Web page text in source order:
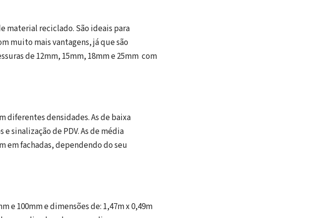
material reciclado. São ideais para
muito mais vantagens, já que são
de 12mm, 15mm, 18mm e 25mm com
diferentes densidades. As de baixa
sinalização de PDV. As de média
fachadas, dependendo do seu
e 100mm e dimensões de: 1,47m x 0,49m